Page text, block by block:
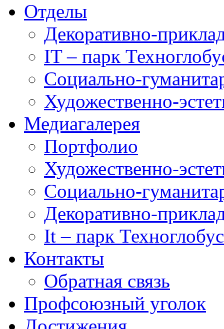
Отделы
Декоративно-
IT – парк
Социально-
Художественно-
Медиагалерея
Портфолио
Художественно-
Социально-
Декоративно-
It – парк Техноглобус
Контакты
Обратная связь
Профсоюзный уголок